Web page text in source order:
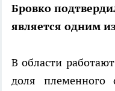
Бровко
является одним
В области
доля племенного